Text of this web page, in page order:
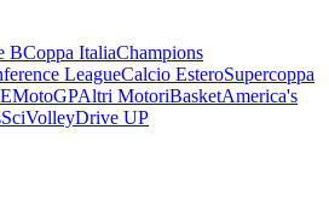
BCoppa ItaliaChampions
LeagueCalcio EsteroSupercoppa
MotoGPAltri MotoriBasketAmerica's
SciVolleyDrive UP